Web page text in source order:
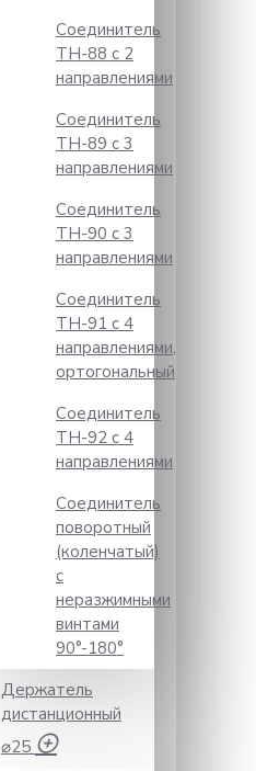
Соединитель
TH-88 с 2
направлениями
Соединитель
TH-89 с 3
направлениями
Соединитель
TH-90 с 3
направлениями
Соединитель
TH-91 с 4
направлениями,
ортогональный
Соединитель
TH-92 с 4
направлениями
Соединитель
поворотный
(коленчатый)
с
неразжимными
винтами
90°-180°
Держатель
дистанционный
⌀25